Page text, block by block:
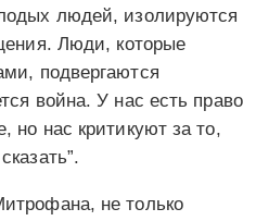
людей, изолируются
Люди, которые
подвергаются
война. У нас есть право
но нас критикуют за то,
не только